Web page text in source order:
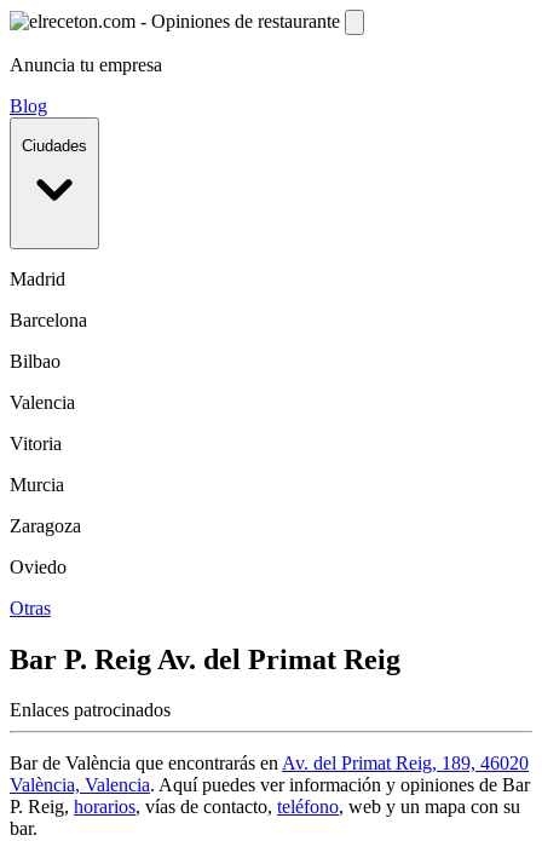
Anuncia tu empresa
Blog
Ciudades
Madrid
Barcelona
Bilbao
Valencia
Vitoria
Murcia
Zaragoza
Oviedo
Otras
Bar P. Reig Av. del Primat Reig
Enlaces patrocinados
Bar de València que encontrarás enAv. del Primat Reig, 189, 46020
València, Valencia. Aquí puedes ver información y opiniones de Bar
P. Reig, horarios, vías de contacto, teléfono, web y un mapa con su
bar.